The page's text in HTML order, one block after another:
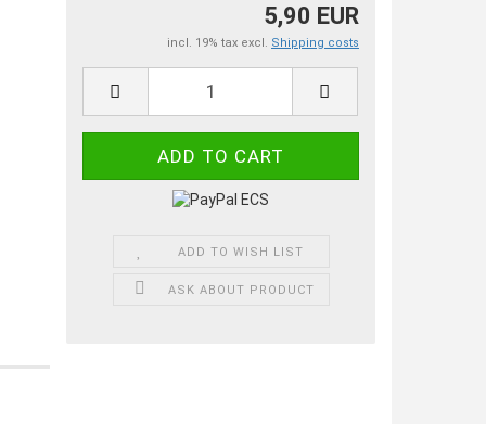
5,90 EUR
incl. 19% tax excl. Shipping costs
ADD TO WISH LIST
ASK ABOUT PRODUCT